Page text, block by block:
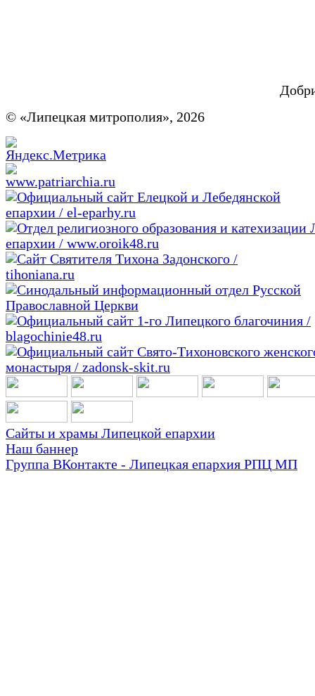
© «Липецкая митрополия», 2026
Сайты и храмы Липецкой епархии
Наш баннер
Группа ВКонтакте - Липецкая епархия РПЦ МП